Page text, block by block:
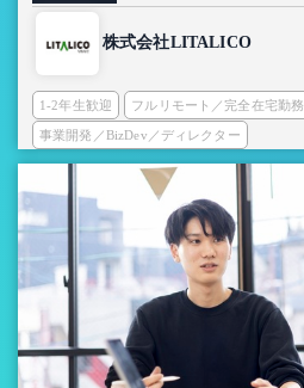
株式会社LITALICO
1-2年生歓迎 フルリモート／完全在宅勤務
事業開発／BizDev／ディレクター